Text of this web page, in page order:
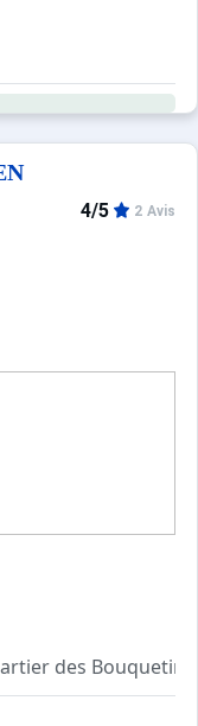
4/5 2 Avis
des